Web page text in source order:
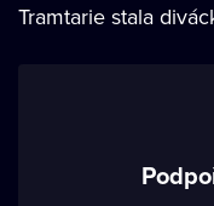
Tramtarie stala